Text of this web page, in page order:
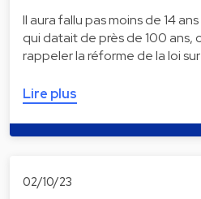
Il aura fallu pas moins de 14
qui datait de près de 100 ans,
rappeler la réforme de la loi sur
Lire plus
02/10/23